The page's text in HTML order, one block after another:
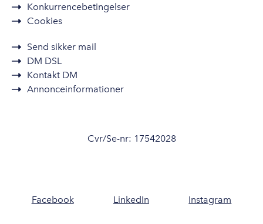
Konkurrencebetingelser
Cookies
Send sikker mail
DM DSL
Kontakt DM
Annonceinformationer
Cvr/Se-nr: 17542028
Facebook LinkedIn Instagram